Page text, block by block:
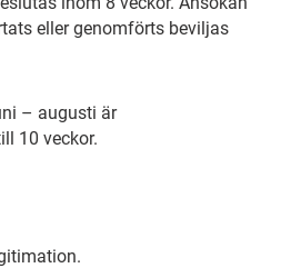
eller genomförts beviljas
– augusti är
10 veckor.